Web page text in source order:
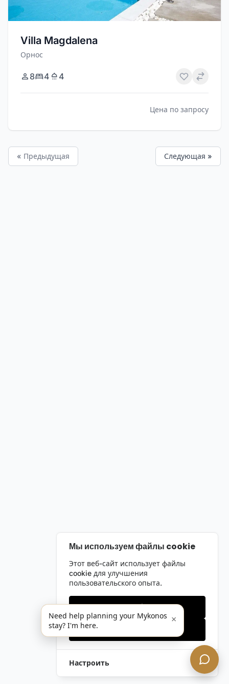
Villa Magdalena
Орнос
8 4 4
Цена по запросу
« Предыдущая Следующая »
Мы используем файлы cookie
Этот веб-сайт использует файлы
cookie для улучшения
пользовательского опыта.
Только необходимые
Настроить
Need help planning your Mykonos
stay? I'm here.
×